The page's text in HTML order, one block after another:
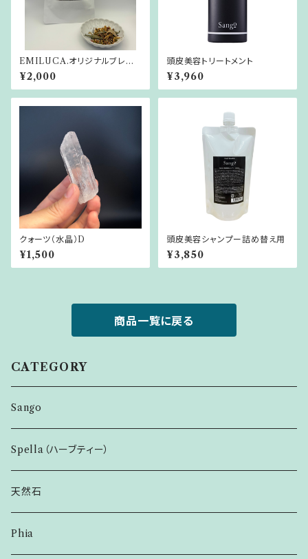
EMILUCA.オリジナルブレンド
ハーブティー MELLOW GA
TE
¥2,000
頭皮美容トリートメント
¥3,960
クォーツ（水晶）D
¥1,500
頭皮美容シャンプー詰め替え用
¥3,850
商品一覧に戻る
CATEGORY
Sango
Spella（ハーブティー）
天然石
Phia